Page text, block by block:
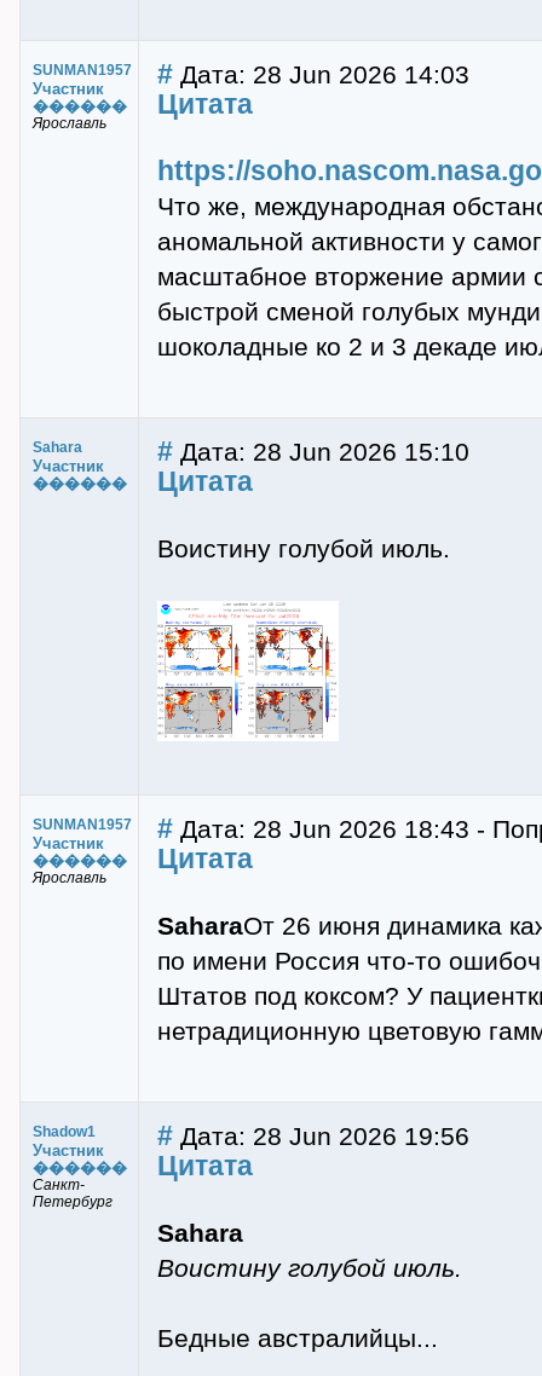
SUNMAN1957
Участник
������
Ярославль
# Дата: 28 Jun 2026 14:03
Цитата
https://
Что же, международная
аномальной активности у
масштабное вторжение армии
быстрой сменой голубых
шоколадные ко 2 и 3 декаде
Sahara
Участник
������
# Дата: 28 Jun 2026 15:10
Цитата
Воистину голубой июль.
SUNMAN1957
Участник
������
Ярославль
# Дата: 28 Jun 2026 18:43 -
Цитата
SaharaОт 26 июня динамика
по имени Россия что-то
Штатов под коксом? У
нетрадиционную цветовую
Shadow1
Участник
������
Санкт-
Петербург
# Дата: 28 Jun 2026 19:56
Цитата
Sahara
Воистину голубой июль.
Бедные австралийцы...